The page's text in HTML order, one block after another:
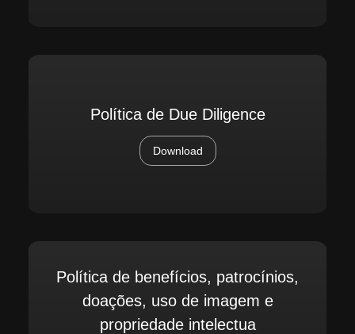
Política de Due Diligence
Download
Política de benefícios, patrocínios,
doações, uso de imagem e
propriedade intelectua